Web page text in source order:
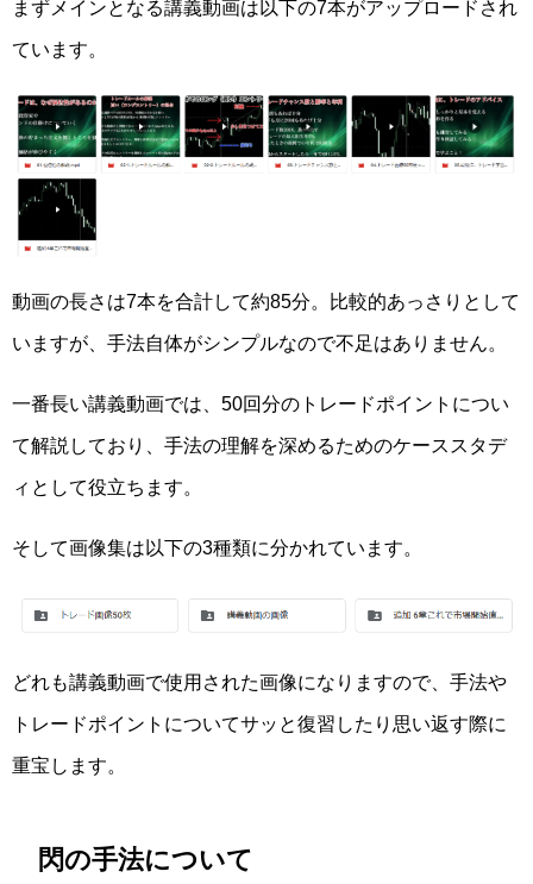
まずメインとなる講義動画は以下の7本がアップロードされ
ています。
動画の長さは7本を合計して約85分。比較的あっさりとして
いますが、手法自体がシンプルなので不足はありません。
一番長い講義動画では、50回分のトレードポイントについ
て解説しており、手法の理解を深めるためのケーススタデ
ィとして役立ちます。
そして画像集は以下の3種類に分かれています。
どれも講義動画で使用された画像になりますので、手法や
トレードポイントについてサッと復習したり思い返す際に
重宝します。
閃の手法について